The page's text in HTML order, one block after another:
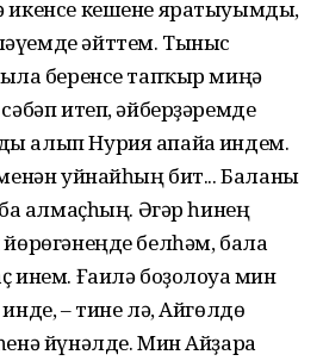
икенсе кешене яратыуымды,
әйттем. Тыныс
беренсе тапҡыр миңә
итеп, әйберҙәремде
алып Нурия апайға индем.
уйнайһың бит... Баланы
алмаҫһың. Әгәр һинең
белһәм, бала
инем. Ғаилә боҙолоуға мин
– тине лә, Айгөлдө
йүнәлде. Мин Айҙарға